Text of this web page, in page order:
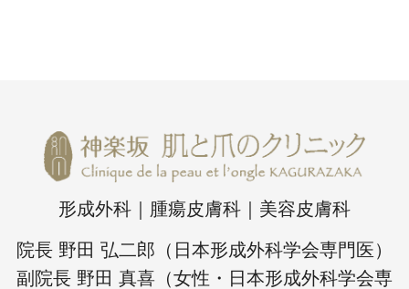
形成外科｜腫瘍皮膚科｜美容皮膚科
院長 野田 弘二郎（日本形成外科学会専門医）
副院長 野田 真喜（女性・日本形成外科学会専